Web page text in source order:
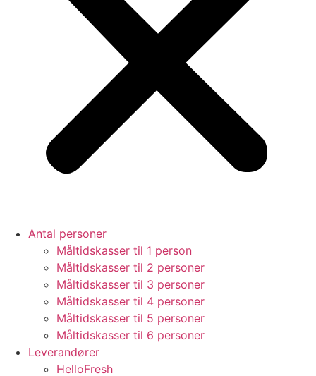
Antal personer
Måltidskasser til 1 person
Måltidskasser til 2 personer
Måltidskasser til 3 personer
Måltidskasser til 4 personer
Måltidskasser til 5 personer
Måltidskasser til 6 personer
Leverandører
HelloFresh